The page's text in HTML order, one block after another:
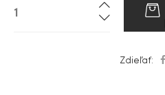
Zdieľať: